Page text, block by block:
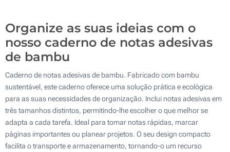
Organize as suas ideias com o
nosso caderno de notas adesivas
de bambu
Caderno de notas adesivas de bambu. Fabricado com bambu
sustentável, este caderno oferece uma solução prática e ecológica
para as suas necessidades de organização. Inclui notas adesivas em
três tamanhos distintos, permitindo-lhe escolher o que melhor se
adapta a cada tarefa. Ideal para tomar notas rápidas, marcar
páginas importantes ou planear projetos. O seu design compacto
facilita o transporte e armazenamento, tornando-o um recurso